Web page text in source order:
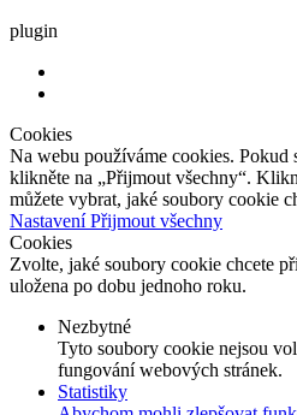
plugin
Cookies
Na webu používáme cookies. Pokud
klikněte na „Přijmout všechny“.
můžete vybrat, jaké soubory cookie
NastaveníPřijmout všechny
Cookies
Zvolte, jaké soubory cookie chcete
uložena po dobu jednoho roku.
Nezbytné
Tyto soubory cookie nejsou
fungování webových stránek.
Statistiky